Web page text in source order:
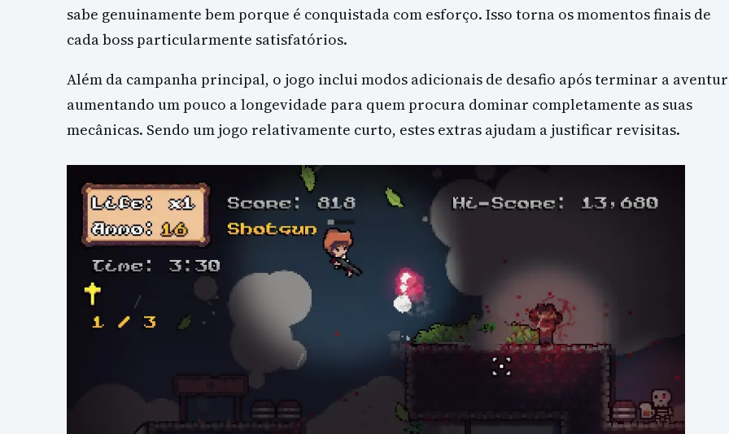
sabe genuinamente bem porque é conquistada com esforço. Isso torna os momentos finais de
cada boss particularmente satisfatórios.
Além da campanha principal, o jogo inclui modos adicionais de desafio após terminar a
aumentando um pouco a longevidade para quem procura dominar completamente as suas
mecânicas. Sendo um jogo relativamente curto, estes extras ajudam a justificar revisitas.